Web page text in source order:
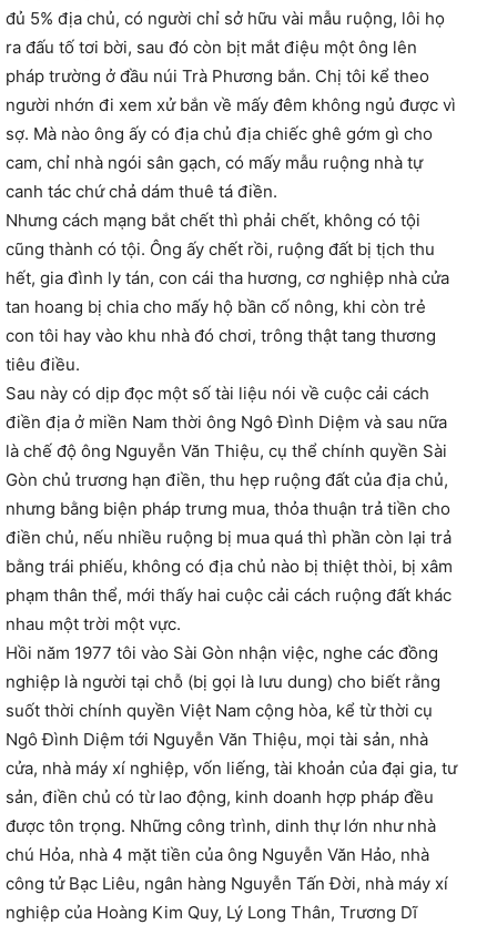
đủ 5% địa chủ, có người chỉ sở hữu vài mẫu ruộng, lôi họ
ra đấu tố tơi bời, sau đó còn bịt mắt điệu một ông lên
pháp trường ở đầu núi Trà Phương bắn. Chị tôi kể theo
người nhớn đi xem xử bắn về mấy đêm không ngủ được vì
sợ. Mà nào ông ấy có địa chủ địa chiếc ghê gớm gì cho
cam, chỉ nhà ngói sân gạch, có mấy mẫu ruộng nhà tự
canh tác chứ chả dám thuê tá điền.
Nhưng cách mạng bắt chết thì phải chết, không có tội
cũng thành có tội. Ông ấy chết rồi, ruộng đất bị tịch thu
hết, gia đình ly tán, con cái tha hương, cơ nghiệp nhà cửa
tan hoang bị chia cho mấy hộ bần cố nông, khi còn trẻ
con tôi hay vào khu nhà đó chơi, trông thật tang thương
tiêu điều.
Sau này có dịp đọc một số tài liệu nói về cuộc cải cách
điền địa ở miền Nam thời ông Ngô Đình Diệm và sau nữa
là chế độ ông Nguyễn Văn Thiệu, cụ thể chính quyền Sài
Gòn chủ trương hạn điền, thu hẹp ruộng đất của địa chủ,
nhưng bằng biện pháp trưng mua, thỏa thuận trả tiền cho
điền chủ, nếu nhiều ruộng bị mua quá thì phần còn lại trả
bằng trái phiếu, không có địa chủ nào bị thiệt thòi, bị xâm
phạm thân thể, mới thấy hai cuộc cải cách ruộng đất khác
nhau một trời một vực.
Hồi năm 1977 tôi vào Sài Gòn nhận việc, nghe các đồng
nghiệp là người tại chỗ (bị gọi là lưu dung) cho biết rằng
suốt thời chính quyền Việt Nam cộng hòa, kể từ thời cụ
Ngô Đình Diệm tới Nguyễn Văn Thiệu, mọi tài sản, nhà
cửa, nhà máy xí nghiệp, vốn liếng, tài khoản của đại gia, tư
sản, điền chủ có từ lao động, kinh doanh hợp pháp đều
được tôn trọng. Những công trình, dinh thự lớn như nhà
chú Hỏa, nhà 4 mặt tiền của ông Nguyễn Văn Hảo, nhà
công tử Bạc Liêu, ngân hàng Nguyễn Tấn Đời, nhà máy xí
nghiệp của Hoàng Kim Quy, Lý Long Thân, Trương Dĩ